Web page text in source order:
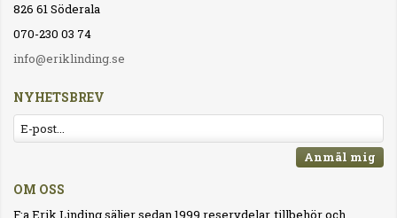
826 61 Söderala
070-230 03 74
info@eriklinding.se
NYHETSBREV
Anmäl mig
OM OSS